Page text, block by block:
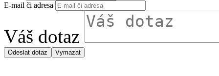
E-mail či adresa
Váš dotaz